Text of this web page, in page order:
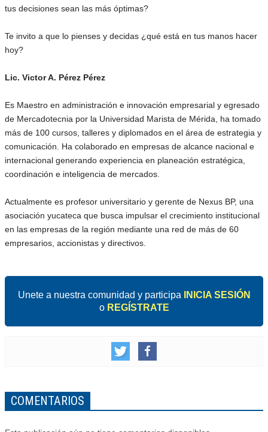
tus decisiones sean las más óptimas?
Te invito a que lo pienses y decidas ¿qué está en tus manos hacer
hoy?
Lic. Victor A. Pérez Pérez
Es Maestro en administración e innovación empresarial y egresado
de Mercadotecnia por la Universidad Marista de Mérida, ha tomado
más de 100 cursos, talleres y diplomados en el área de estrategia y
comunicación. Ha colaborado en empresas de alcance nacional e
internacional generando experiencia en planeación estratégica,
coordinación e inteligencia de mercados.
Actualmente es profesor universitario y gerente de Nexus BP, una
asociación yucateca que busca impulsar el crecimiento institucional
en las empresas de la región mediante una red de más de 60
empresarios, accionistas y directivos.
Unete a nuestra comunidad y participa
INICIA SESIÓN
o REGÍSTRATE
COMENTARIOS